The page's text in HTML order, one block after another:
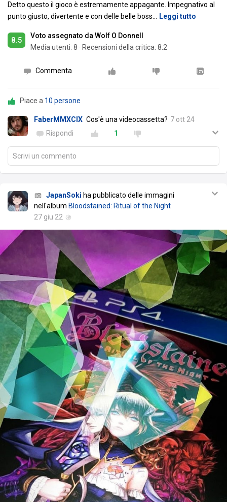
Detto questo il gioco è estremamente appagante. Impegnativo al
punto giusto, divertente e con delle belle boss… Leggi tutto
8.5
Voto assegnato da Wolf O Donnell
Media utenti: 8 · Recensioni della critica: 8.2
Commenta
Piace a 10 persone
FaberMMXCIX Cos'è una videocassetta? 7 ott 24
Rispondi
1
Scrivi un commento
JapanSoki ha pubblicato delle immagini
nell'album Bloodstained: Ritual of the Night
27 giu 22